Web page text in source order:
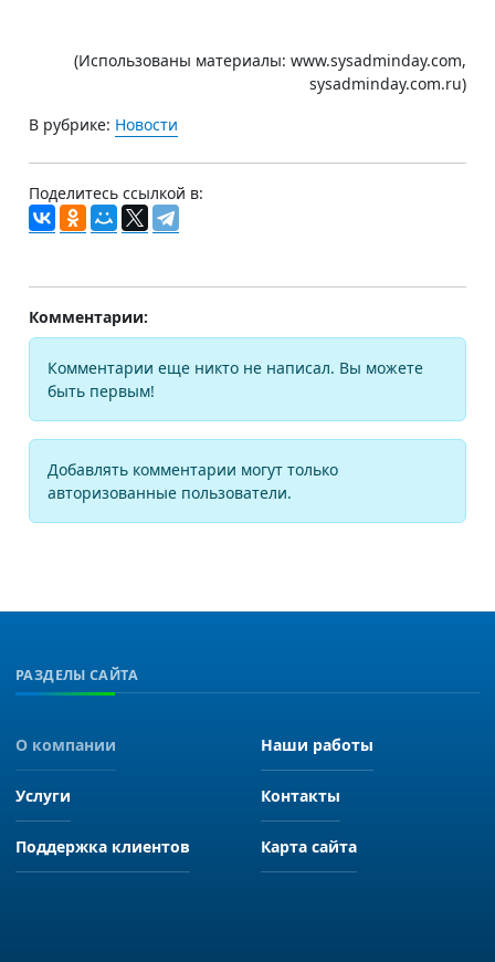
(Использованы материалы: www.sysadminday.com,
sysadminday.com.ru)
В рубрике: Новости
Поделитесь ссылкой в:
Комментарии:
Комментарии еще никто не написал. Вы можете
быть первым!
Добавлять комментарии могут только
авторизованные пользователи.
РАЗДЕЛЫ САЙТА
О компании Наши работы
Услуги Контакты
Поддержка клиентов Карта сайта